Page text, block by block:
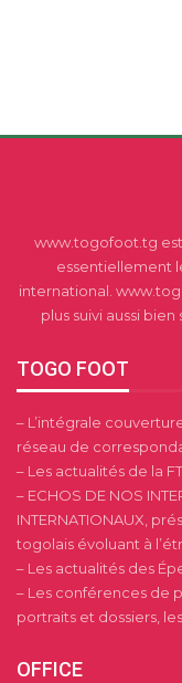
www.togofoot.tg est
essentiellement
international.
plus suivi aussi
TOGO FOOT
– L’intégrale
réseau de
– Les actualités de la
– ECHOS DE NOS
INTERNATIONAUX,
togolais évoluant à
– Les actualités des
– Les conférences de
portraits et dossiers,
OFFICE